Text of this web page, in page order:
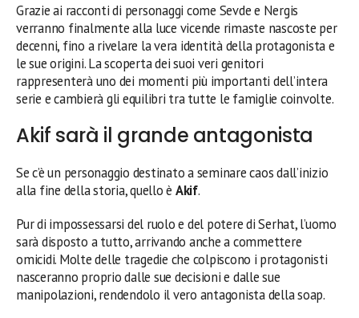
Grazie ai racconti di personaggi come Sevde e Nergis
verranno finalmente alla luce vicende rimaste nascoste per
decenni, fino a rivelare la vera identità della protagonista e
le sue origini. La scoperta dei suoi veri genitori
rappresenterà uno dei momenti più importanti dell’intera
serie e cambierà gli equilibri tra tutte le famiglie coinvolte.
Akif sarà il grande antagonista
Se c’è un personaggio destinato a seminare caos dall’inizio
alla fine della storia, quello è Akif.
Pur di impossessarsi del ruolo e del potere di Serhat, l’uomo
sarà disposto a tutto, arrivando anche a commettere
omicidi. Molte delle tragedie che colpiscono i protagonisti
nasceranno proprio dalle sue decisioni e dalle sue
manipolazioni, rendendolo il vero antagonista della soap.